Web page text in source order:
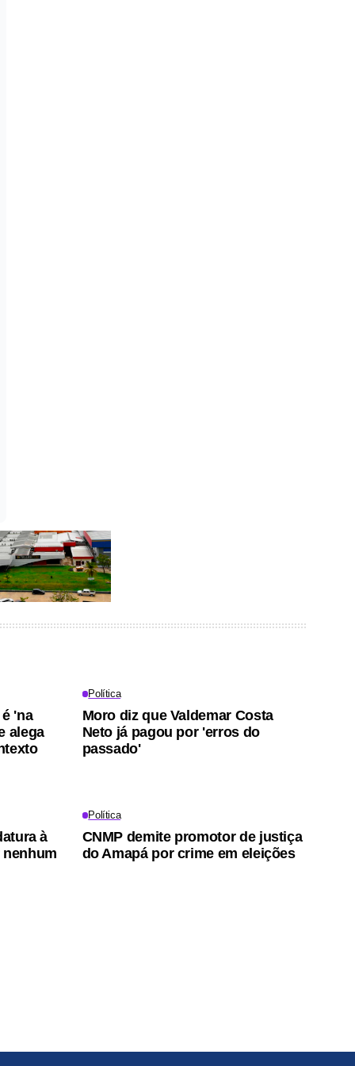
'na
alega
Política
Moro diz que Valdemar Costa
Neto já pagou por 'erros do
passado'
à
Política
CNMP demite promotor de justiça
do Amapá por crime em eleições